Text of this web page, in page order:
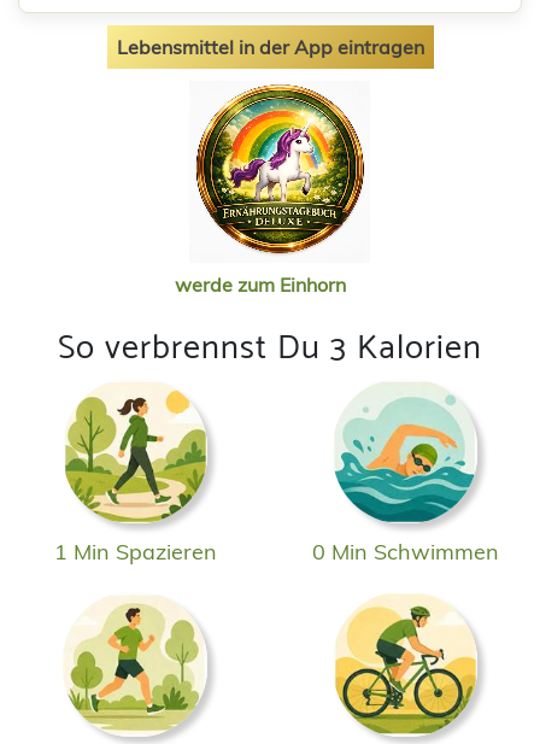
Lebensmittel in der App eintragen
werde zum Einhorn
So verbrennst Du 3 Kalorien
1 Min Spazieren 0 Min Schwimmen